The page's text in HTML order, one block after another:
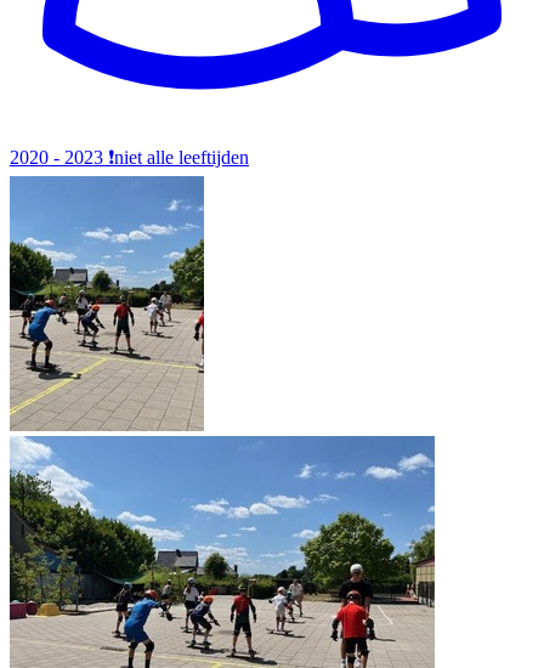
2020 - 2023 ❗️niet alle leeftijden